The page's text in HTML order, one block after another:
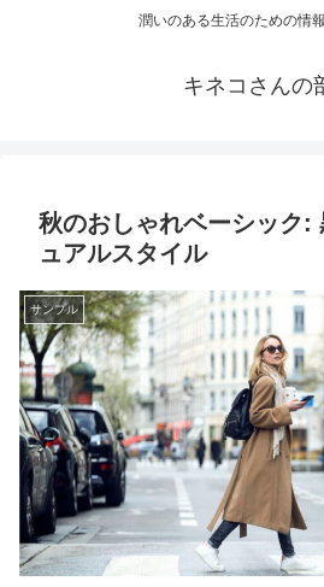
潤いのある生活のための情
キネコさんの
秋のおしゃれベーシック:
ュアルスタイル
サンプル